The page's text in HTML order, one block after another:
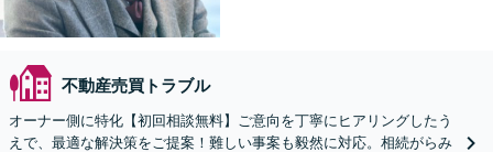
不動産売買トラブル
オーナー側に特化【初回相談無料】ご意向を丁寧にヒアリングしたう
えで、最適な解決策をご提案！難しい事案も毅然に対応。相続がらみ